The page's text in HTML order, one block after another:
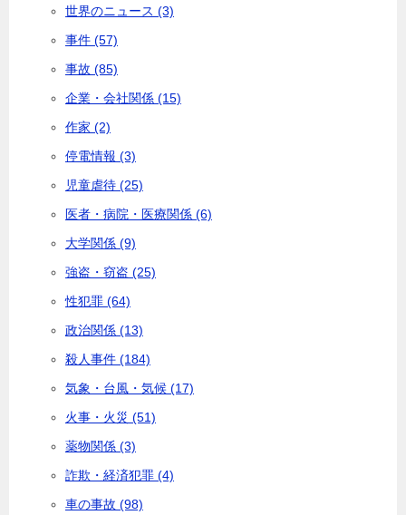
世界のニュース (3)
事件 (57)
事故 (85)
企業・会社関係 (15)
作家 (2)
停電情報 (3)
児童虐待 (25)
医者・病院・医療関係 (6)
大学関係 (9)
強盗・窃盗 (25)
性犯罪 (64)
政治関係 (13)
殺人事件 (184)
気象・台風・気候 (17)
火事・火災 (51)
薬物関係 (3)
詐欺・経済犯罪 (4)
車の事故 (98)